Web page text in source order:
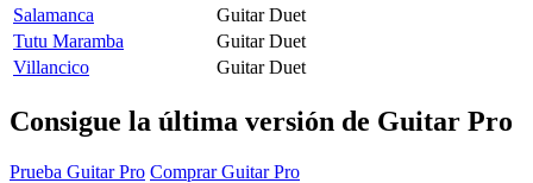
Salamanca
Guitar Duet
Tutu Maramba
Guitar Duet
Villancico
Guitar Duet
Consigue la última versión de Guitar Pro
Prueba Guitar Pro Comprar Guitar Pro